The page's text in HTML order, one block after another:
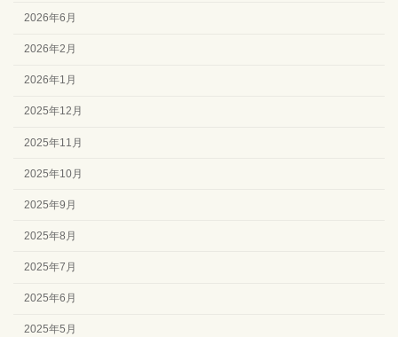
2026年6月
2026年2月
2026年1月
2025年12月
2025年11月
2025年10月
2025年9月
2025年8月
2025年7月
2025年6月
2025年5月